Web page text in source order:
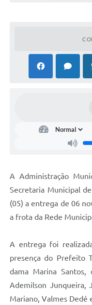
licenciamento ambiental
Fale conosco
A Administração
Secretaria Municipal
(05) a entrega de 06
a frota da Rede
A entrega foi
presença do Prefeito
dama Marina Santos,
Ademilson Junqueira,
Mariano, Valmes Dedé